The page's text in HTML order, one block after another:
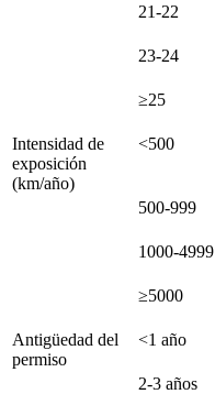
21-22
23-24
≥25
Intensidad de
exposición
(km/año)
<500
500-999
1000-4999
≥5000
Antigüedad del
permiso
<1 año
2-3 años